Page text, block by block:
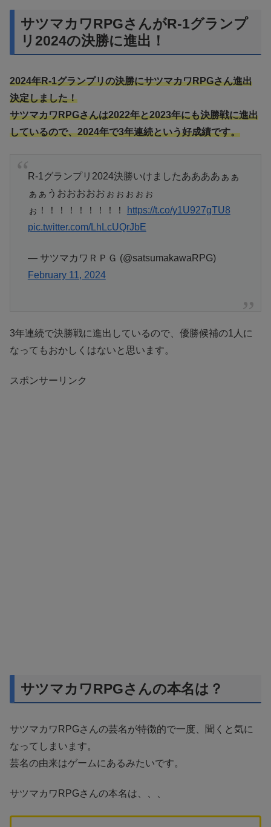
サツマカワRPGさんがR-1グランプ
リ2024の決勝に進出！
2024年R-1グランプリの決勝にサツマカワRPGさん進出
決定しました！
サツマカワRPGさんは2022年と2023年にも決勝戦に進出
しているので、2024年で3年連続という好成績です。
R-1グランプリ2024決勝いけましたああああぁぁ
ぁぁうおおおおおぉぉぉぉぉ
ぉ！！！！！！！！！
https://t.co/y1U927gTU8
pic.twitter.com/LhLcUQrJbE
— サツマカワＲＰＧ (@satsumakawaRPG)
February 11, 2024
3年連続で決勝戦に進出しているので、優勝候補の1人に
なってもおかしくはないと思います。
スポンサーリンク
サツマカワRPGさんの本名は？
サツマカワRPGさんの芸名が特徴的で一度、聞くと気に
なってしまいます。
芸名の由来はゲームにあるみたいです。
サツマカワRPGさんの本名は、、、